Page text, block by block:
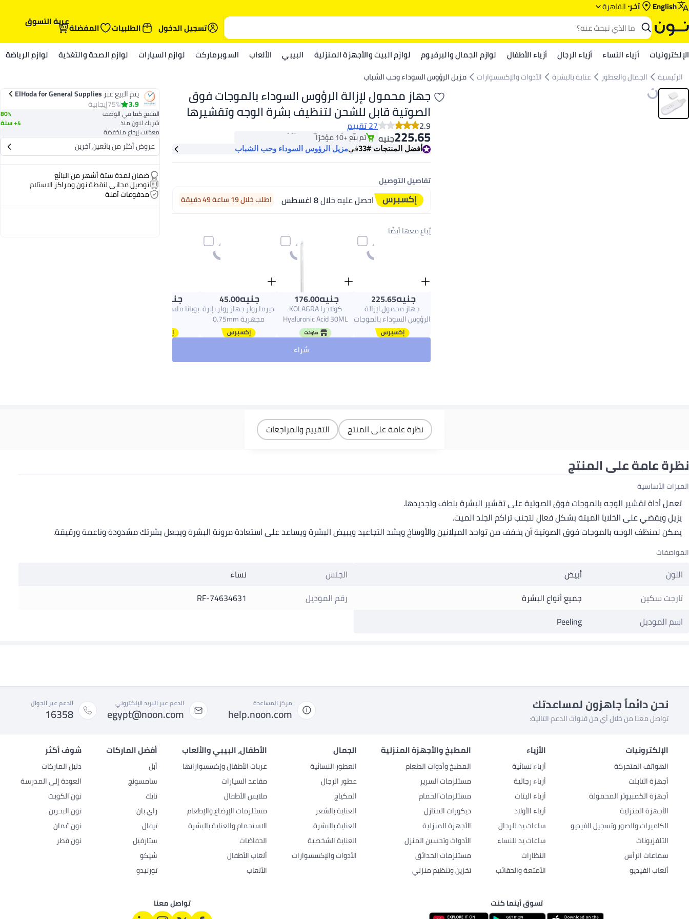
English آخر القاهرة
تسجيل الدخول
الطلبيات المفضلةعربة التسوق
الإلكترونيات أزياء النساء أزياء الرجال أزياء الأطفال لوازم الجمال والبرفيوم لوازم البيت والأجهزة المنزلية البيبي الألعاب السوبرماركت لوازم السيارات لوازم الصحة والتغذية لوازم الرياضة
الرئيسية الجمال والعطور عناية بالبشرة الأدوات والإكسسوارات مزيل الرؤوس السوداء وحب الشباب
جهاز محمول لإزالة الرؤوس السوداء بالموجات فوق
الصوتية قابل للشحن لتنظيف بشرة الوجه وتقشيرها
أبيض
2.9
27 تقييم
جنيه225.65
#33 في مزيل الرؤوس السوداء وحب الشباب
باقي 5 وحدات في المخزون
تم بيع +10 مؤخرًا
#33 في مزيل الرؤوس السوداء وحب الشباب أفضل المنتجات #33 فيمزيل الرؤوس السوداء وحب الشباب
تفاصيل التوصيل
احصل عليه خلال8 اغسطس اطلب خلال 19 ساعة 49 دقيقة
يُباع معها أيضًا
جنيه225.65
جهاز محمول لإزالة
الرؤوس السوداء بالموجات
فوق الصوتية قابل للشحن
لتنظيف بشرة الوجه
جنيه176.00
كولاجرا KOLAGRA
Hyaluronic Acid 30ML
White
جنيه45.00
ديرما رولر جهاز رولر بإبرة
مجهرية 0.75mm
جنيه
شراء
يتم البيع عبر ElHoda for General Supplies
3.9
75%إيجابية
المنتج كما في الوصف 80%
شريك لنون منذ 4+ سنة
معدّلات إرجاع منخفضة
عروض أكثر من بائعين آخرين
ضمان لمدة ستة أشهر من البائع
توصيل مجاني لنقطة نون ومراكز الاستلام
مدفوعات آمنة
نظرة عامة على المنتج التقييم والمراجعات
نظرة عامة على المنتج
الميزات الأساسية
تعمل أداة تقشير الوجه بالموجات فوق الصوتية على تقشير البشرة بلطف وتجديدها.
يزيل ويقضي على الخلايا الميتة بشكل فعال لتجنب تراكم الجلد الميت.
يمكن لمنظف الوجه بالموجات فوق الصوتية أن يخفف من تواجد الميلانين والأوساخ ويشد التجاعيد ويبيض البشرة ويساعد على استعادة مرونة البشرة ويجعل بشرتك مشدودة وناعمة ورقيقة.
المواصفات
اللون
أبيض
تارجت سكين
جميع أنواع البشرة
اسم الموديل
Peeling
الجنس
نساء
رقم الموديل
RF-74634631
نحن دائماً جاهزون لمساعدتك
تواصل معنا من خلال أي من قنوات الدعم التالية:
مركز المساعدة
help.noon.com
الدعم عبر البريد الإلكتروني
egypt@noon.com
الدعم عبر الجوال
16358
الإلكترونيات
الهواتف المتحركة
أجهزة التابلت
أجهزة الكمبيوتر المحمولة
الأجهزة المنزلية
الكاميرات والصور وتسجيل الفيديو
التلفزيونات
سماعات الرأس
ألعاب الفيديو
الأزياء
أزياء نسائية
أزياء رجالية
أزياء البنات
أزياء الأولاد
ساعات يد للرجال
ساعات يد للنساء
النظارات
الأمتعة والحقائب
المطبخ والأجهزة المنزلية
المطبخ وأدوات الطعام
مستلزمات السرير
مستلزمات الحمام
ديكورات المنازل
الأجهزة المنزلية
الأدوات وتحسين المنزل
مستلزمات الحدائق
تخزين وتنظيم منزلي
الجمال
العطور النسائية
عطور الرجال
المكياج
العناية بالشعر
العناية بالبشرة
العناية الشخصية
الأدوات والإكسسوارات
الأطفال، البيبي والألعاب
عربات الأطفال وإكسسواراتها
مقاعد السيارات
ملابس الأطفال
مستلزمات الإرضاع والإطعام
الاستحمام والعناية بالبشرة
الحفاضات
ألعاب الأطفال
الألعاب
أفضل الماركات
أبل
سامسونج
نايك
راي بان
تيفال
ستارفيل
شيكو
تورنيدو
شوف أكثر
دليل الماركات
العودة إلى المدرسة
نون الكويت
نون البحرين
نون عُمان
نون قطر
تسوق أينما كنت تواصل معنا